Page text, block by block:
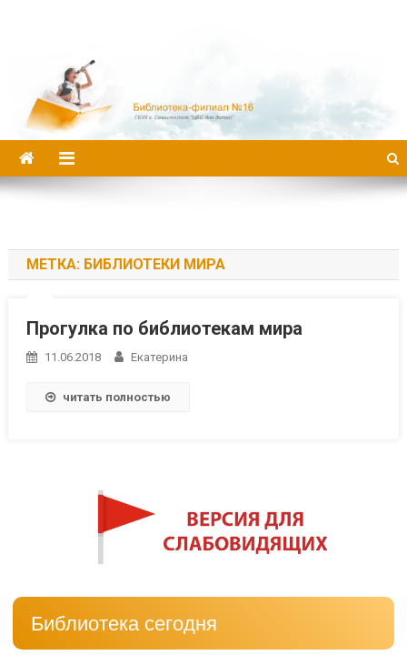
МЕТКА: БИБЛИОТЕКИ МИРА
Прогулка по библиотекам мира
11.06.2018 Екатерина
читать полностью
Библиотека сегодня